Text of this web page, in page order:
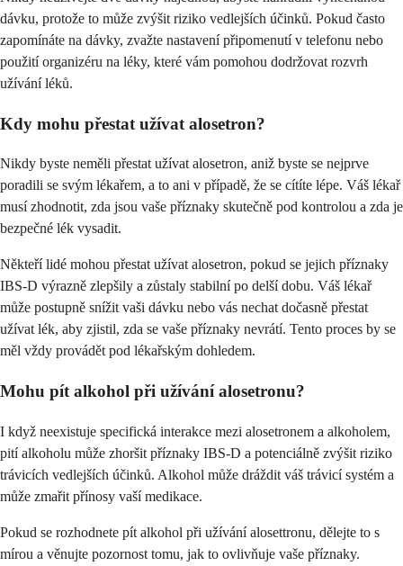
dávku, protože to může zvýšit riziko vedlejších účinků. Pokud často
zapomínáte na dávky, zvažte nastavení připomenutí v telefonu nebo
použití organizéru na léky, které vám pomohou dodržovat rozvrh
užívání léků.
Kdy mohu přestat užívat alosetron?
Nikdy byste neměli přestat užívat alosetron, aniž byste se nejprve
poradili se svým lékařem, a to ani v případě, že se cítíte lépe. Váš lékař
musí zhodnotit, zda jsou vaše příznaky skutečně pod kontrolou a zda je
bezpečné lék vysadit.
Někteří lidé mohou přestat užívat alosetron, pokud se jejich příznaky
IBS-D výrazně zlepšily a zůstaly stabilní po delší dobu. Váš lékař
může postupně snížit vaši dávku nebo vás nechat dočasně přestat
užívat lék, aby zjistil, zda se vaše příznaky nevrátí. Tento proces by se
měl vždy provádět pod lékařským dohledem.
Mohu pít alkohol při užívání alosetronu?
I když neexistuje specifická interakce mezi alosetronem a alkoholem,
pití alkoholu může zhoršit příznaky IBS-D a potenciálně zvýšit riziko
trávicích vedlejších účinků. Alkohol může dráždit váš trávicí systém a
může zmařit přínosy vaší medikace.
Pokud se rozhodnete pít alkohol při užívání alosettronu, dělejte to s
mírou a věnujte pozornost tomu, jak to ovlivňuje vaše příznaky.